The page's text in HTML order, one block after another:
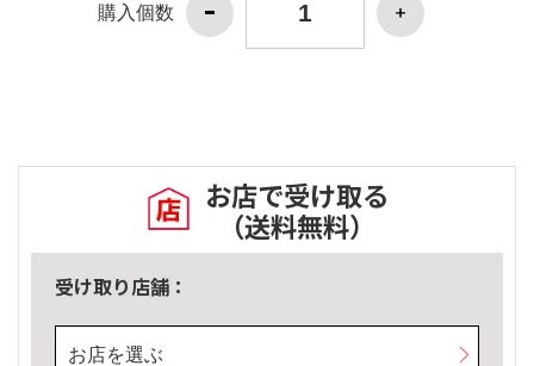
購入個数
お店で受け取る
（送料無料）
受け取り店舗：
お店を選ぶ